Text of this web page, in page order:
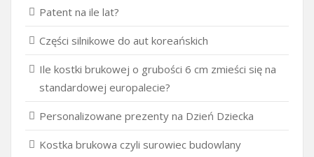
Patent na ile lat?
Części silnikowe do aut koreańskich
Ile kostki brukowej o grubości 6 cm zmieści się na
standardowej europalecie?
Personalizowane prezenty na Dzień Dziecka
Kostka brukowa czyli surowiec budowlany